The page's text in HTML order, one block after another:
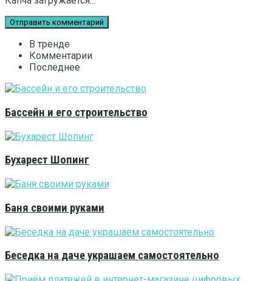
В тренде
Комментарии
Последнее
Бассейн и его строительство
Бухарест Шопинг
Баня своими руками
Беседка на даче украшаем самостоятельно